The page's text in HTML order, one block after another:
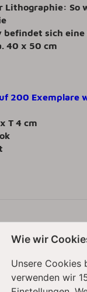
So
sich
40 x 50 cm
200
T 4 cm
Schrift. Sie
Doppel-
Wie wir
Unsere Cookies
verwenden wir